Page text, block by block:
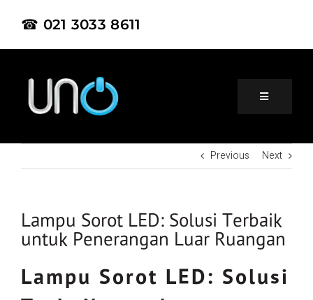
☎ 021 3033 8611
HomePrevious Next
Lampu Sorot LED: Solusi Terbaik
untuk Penerangan Luar Ruangan
Lampu Sorot LED: Solusi